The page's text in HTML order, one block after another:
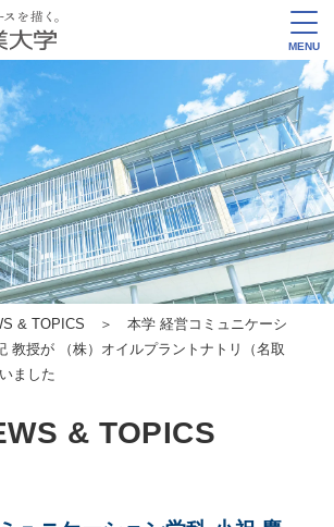
MENU
& TOPICS ＞ 本学 経営コミュニケーシ
教授が （株）オイルプラントナトリ（名取
ました
& TOPICS